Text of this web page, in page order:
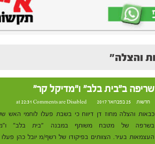
שריפה ב"בית בלב" ו"מדיקל קר"
חדשות 25 בפברואר 2017 at 22:31 Comments are Disabled
כבאות והצלה מחוז דן דיווח כי בשבת פעלו לוחמי האש
בשרפה של מטבח משותף במבנה "בית בלב"